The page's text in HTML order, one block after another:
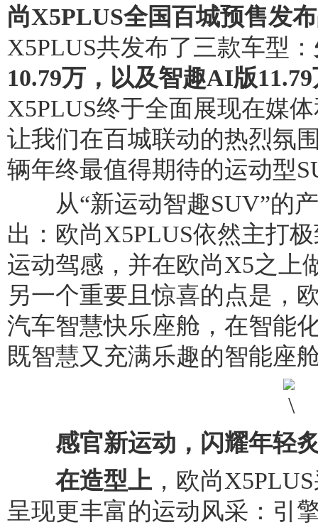
尚X5PLUS全国百城预售发
X5PLUS共发布了三款车型：
10.79万，以及智趣AI版11.79
X5PLUS终于全面展现在媒
让我们在百城联动的热烈氛
辆年终最值得期待的运动型
从“新运动智趣SUV”的产
出：欧尚X5PLUS依然主打
运动驾感，并在欧尚X5之上
另一个重要且惊喜的点是，
汽车智慧快乐座舱，在智能
既智慧又充满乐趣的智能座
感官新运动，闪耀年轻
在造型上 ，欧尚
呈现更丰富的运动风采：引